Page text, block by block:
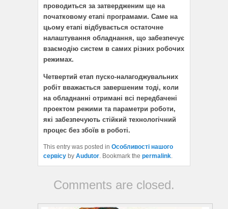
проводиться за затвердженим ще на
початковому етапі програмами. Саме на
цьому етапі відбувається остаточне
налаштування обладнання, що забезпечує
взаємодію систем в самих різних робочих
режимах.
Четвертий етап пуско-налагоджувальних
робіт вважається завершеним тоді, коли
на обладнанні отримані всі передбачені
проектом режими та параметри роботи,
які забезпечують стійкий технологічний
процес без збоїв в роботі.
This entry was posted in Особливості нашого
сервісу by Audutor. Bookmark the permalink.
Comments are closed.